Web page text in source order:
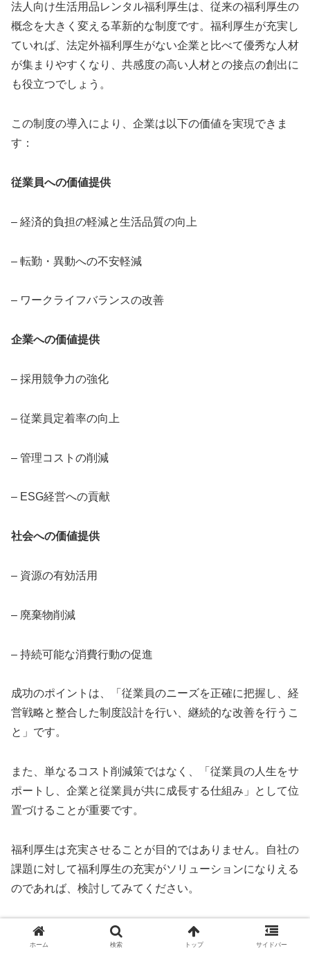
法人向け生活用品レンタル福利厚生は、従来の福利厚生の
概念を大きく変える革新的な制度です。福利厚生が充実し
ていれば、法定外福利厚生がない企業と比べて優秀な人材
が集まりやすくなり、共感度の高い人材との接点の創出に
も役立つでしょう。
この制度の導入により、企業は以下の価値を実現できま
す：
従業員への価値提供
– 経済的負担の軽減と生活品質の向上
– 転勤・異動への不安軽減
– ワークライフバランスの改善
企業への価値提供
– 採用競争力の強化
– 従業員定着率の向上
– 管理コストの削減
– ESG経営への貢献
社会への価値提供
– 資源の有効活用
– 廃棄物削減
– 持続可能な消費行動の促進
成功のポイントは、「従業員のニーズを正確に把握し、経
営戦略と整合した制度設計を行い、継続的な改善を行うこ
と」です。
また、単なるコスト削減策ではなく、「従業員の人生をサ
ポートし、企業と従業員が共に成長する仕組み」として位
置づけることが重要です。
福利厚生は充実させることが目的ではありません。自社の
課題に対して福利厚生の充実がソリューションになりえる
のであれば、検討してみてください。
今こそ、法人向け生活用品レンタル福利厚生の導入を検討
し、従業員満足度の向上と企業価値の向上を同時に実現し
ホーム 検索 トップ サイドバー